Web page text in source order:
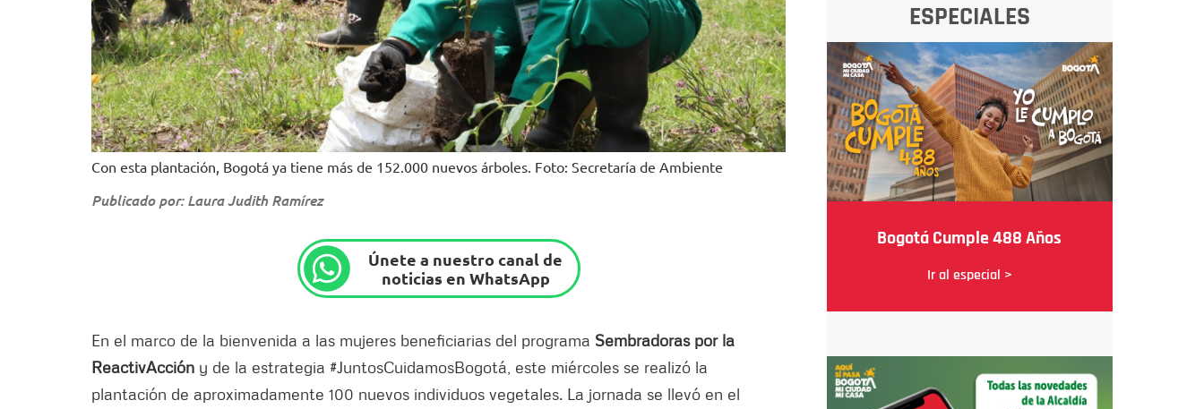
Con esta plantación, Bogotá ya tiene más de 152.000 nuevos árboles. Foto: Secretaría de Ambiente
Publicado por: Laura Judith Ramírez
Únete a nuestro canal de
noticias en WhatsApp
En el marco de la bienvenida a las mujeres beneficiarias del programa Sembradoras por la
ReactivAcción y de la estrategia #JuntosCuidamosBogotá, este miércoles se realizó la
plantación de aproximadamente 100 nuevos individuos vegetales. La jornada se llevó en el
ESPECIALES
Bogotá Cumple 488 Años
Ir al especial >